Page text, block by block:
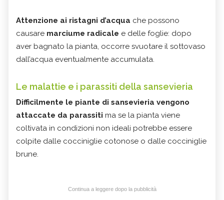
Attenzione ai ristagni d’acqua che possono
causare marciume radicale e delle foglie: dopo
aver bagnato la pianta, occorre svuotare il sottovaso
dall’acqua eventualmente accumulata.
Le malattie e i parassiti della sansevieria
Difficilmente le piante di sansevieria vengono
attaccate da parassiti ma se la pianta viene
coltivata in condizioni non ideali potrebbe essere
colpite dalle cocciniglie cotonose o dalle cocciniglie
brune.
Continua a leggere dopo la pubblicità